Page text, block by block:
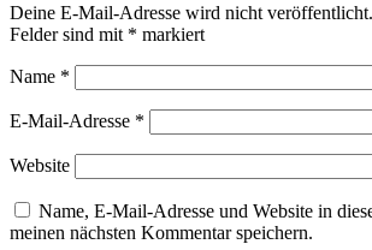
Deine E-Mail-Adresse wird nicht veröffentlicht.
Felder sind mit * markiert
Name *
E-Mail-Adresse *
Website
Name, E-Mail-Adresse und Website in
meinen nächsten Kommentar speichern.